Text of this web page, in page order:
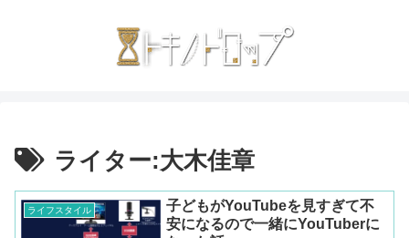
ライター:大木佳章
ライフスタイル
子どもがYouTubeを見すぎて不
安になるので一緒にYouTuberに